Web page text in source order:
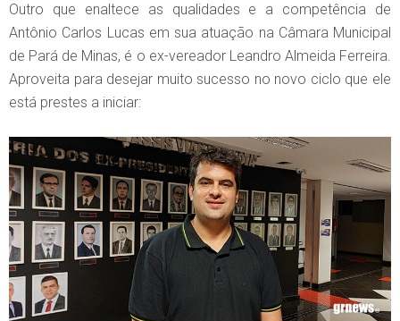
Outro que enaltece as qualidades e a competência de
Antônio Carlos Lucas em sua atuação na Câmara Municipal
de Pará de Minas, é o ex-vereador Leandro Almeida Ferreira.
Aproveita para desejar muito sucesso no novo ciclo que ele
está prestes a iniciar: